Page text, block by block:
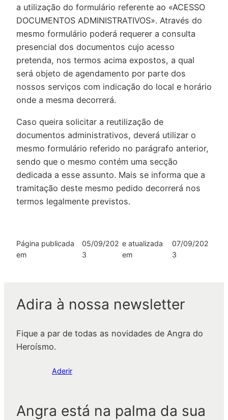
a utilização do formulário referente ao «ACESSO
DOCUMENTOS ADMINISTRATIVOS». Através do
mesmo formulário poderá requerer a consulta
presencial dos documentos cujo acesso
pretenda, nos termos acima expostos, a qual
será objeto de agendamento por parte dos
nossos serviços com indicação do local e horário
onde a mesma decorrerá.
Caso queira solicitar a reutilização de
documentos administrativos, deverá utilizar o
mesmo formulário referido no parágrafo anterior,
sendo que o mesmo contém uma secção
dedicada a esse assunto. Mais se informa que a
tramitação deste mesmo pedido decorrerá nos
termos legalmente previstos.
Página publicada
em
05/09/202
3
e atualizada
em
07/09/202
3
Adira à nossa newsletter
Fique a par de todas as novidades de Angra do
Heroísmo.
Aderir
Angra está na palma da sua